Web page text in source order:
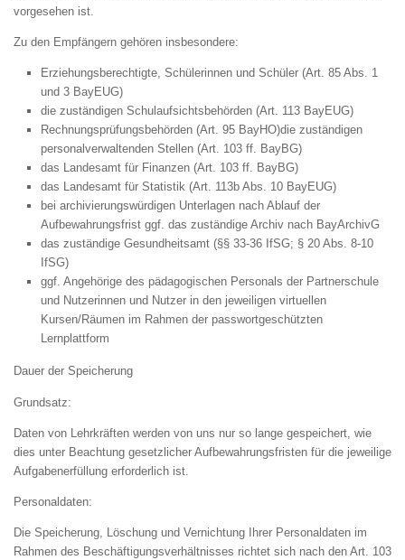
vorgesehen ist.
Zu den Empfängern gehören insbesondere:
Erziehungsberechtigte, Schülerinnen und Schüler (Art. 85 Abs. 1
und 3 BayEUG)
die zuständigen Schulaufsichtsbehörden (Art. 113 BayEUG)
Rechnungsprüfungsbehörden (Art. 95 BayHO)die zuständigen
personalverwaltenden Stellen (Art. 103 ff. BayBG)
das Landesamt für Finanzen (Art. 103 ff. BayBG)
das Landesamt für Statistik (Art. 113b Abs. 10 BayEUG)
bei archivierungswürdigen Unterlagen nach Ablauf der
Aufbewahrungsfrist ggf. das zuständige Archiv nach BayArchivG
das zuständige Gesundheitsamt (§§ 33-36 IfSG; § 20 Abs. 8-10
IfSG)
ggf. Angehörige des pädagogischen Personals der Partnerschule
und Nutzerinnen und Nutzer in den jeweiligen virtuellen
Kursen/Räumen im Rahmen der passwortgeschützten
Lernplattform
Dauer der Speicherung
Grundsatz:
Daten von Lehrkräften werden von uns nur so lange gespeichert, wie
dies unter Beachtung gesetzlicher Aufbewahrungsfristen für die jeweilige
Aufgabenerfüllung erforderlich ist.
Personaldaten:
Die Speicherung, Löschung und Vernichtung Ihrer Personaldaten im
Rahmen des Beschäftigungsverhältnisses richtet sich nach den Art. 103